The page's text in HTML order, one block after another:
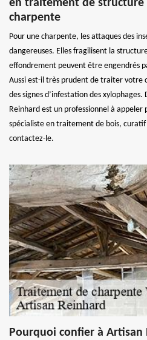
en traitement de
charpente
Pour une charpente, les attaques des
dangereuses. Elles fragilisent la
effondrement peuvent être engendrés
Aussi est-il très prudent de traiter votre
des signes d’infestation des
Reinhard est un professionnel à
spécialiste en traitement de bois,
contactez-le.
Pourquoi confier à